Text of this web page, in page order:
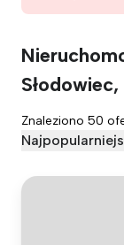
Znaleziono 50